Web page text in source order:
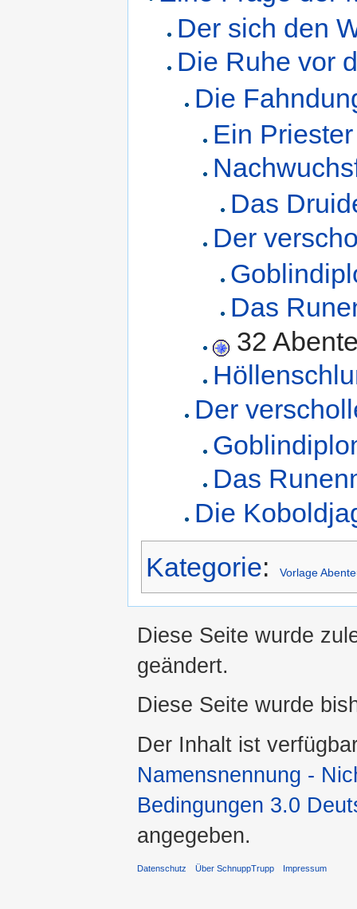
Der sich den
Die Ruhe vor
Die
Ein
Das
Der
Das
32
Der
Das
Die
Kategorie: Vorlage
Diese Seite wurde
geändert.
Diese Seite wurde
Der Inhalt ist
Namensnennung -
Bedingungen 3.0
angegeben.
Datenschutz Über SchnuppTrupp Impressum